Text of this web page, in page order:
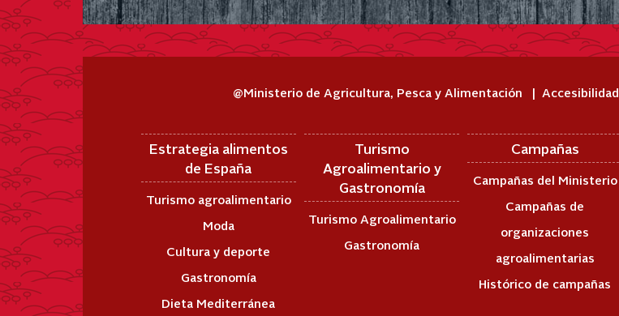
@Ministerio de Agricultura, Pesca y Alimentación Accesibilidad
Estrategia alimentos
de España
Turismo agroalimentario
Moda
Cultura y deporte
Gastronomía
Dieta Mediterránea
Turismo
Agroalimentario y
Gastronomía
Turismo Agroalimentario
Gastronomía
Campañas
Campañas del Ministerio
Campañas de
organizaciones
agroalimentarias
Histórico de campañas